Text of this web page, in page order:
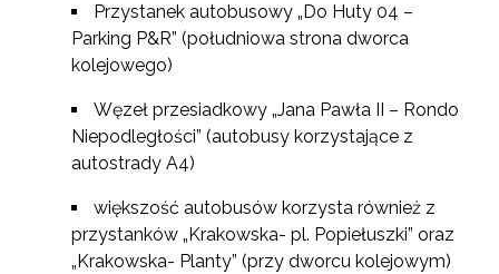
Przystanek autobusowy „Do Huty 04 –
Parking P&R” (południowa strona dworca
kolejowego)
Węzeł przesiadkowy „Jana Pawła II – Rondo
Niepodległości” (autobusy korzystające z
autostrady A4)
większość autobusów korzysta również z
przystanków „Krakowska- pl. Popiełuszki” oraz
„Krakowska- Planty” (przy dworcu kolejowym)